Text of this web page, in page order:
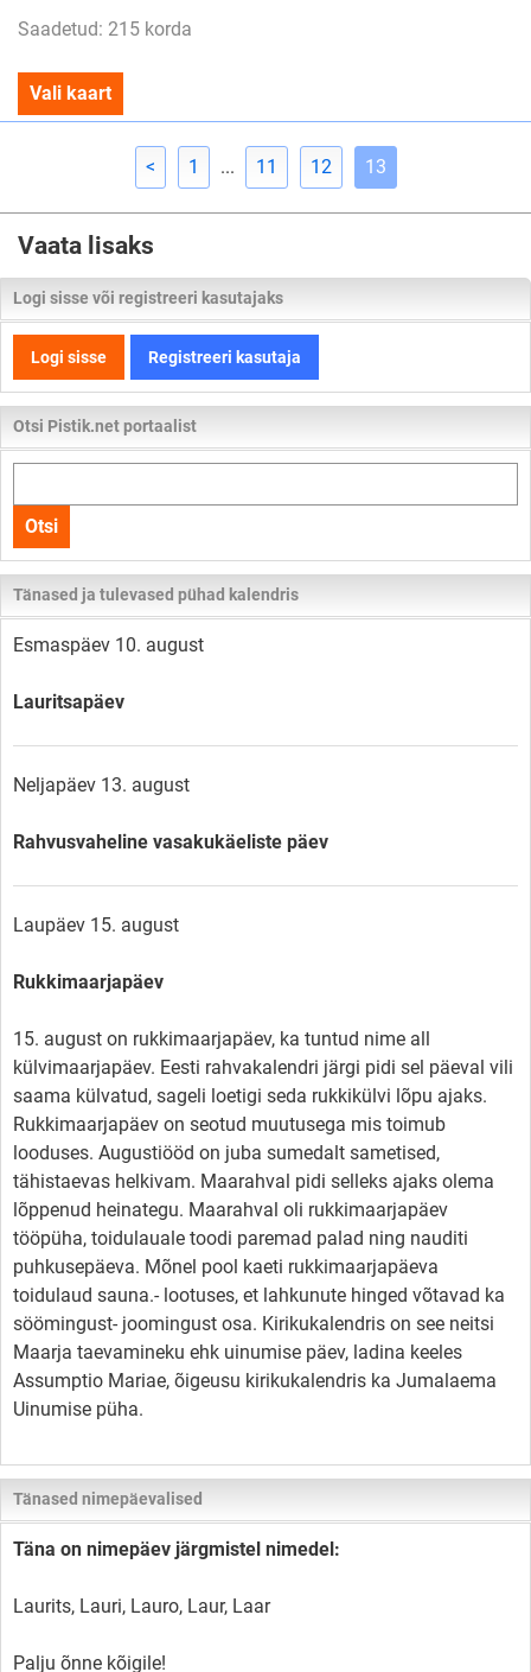
Saadetud: 215 korda
Vali kaart
< 1 ... 11 12 13
Vaata lisaks
Logi sisse või registreeri kasutajaks
Logi sisse Registreeri kasutaja
Otsi Pistik.net portaalist
kogu
lehelt
Otsi
Tänased ja tulevased pühad kalendris
Esmaspäev 10. august
Lauritsapäev
Neljapäev 13. august
Rahvusvaheline vasakukäeliste päev
Laupäev 15. august
Rukkimaarjapäev
15. august on rukkimaarjapäev, ka tuntud nime all
külvimaarjapäev. Eesti rahvakalendri järgi pidi sel päeval vili
saama külvatud, sageli loetigi seda rukkikülvi lõpu ajaks.
Rukkimaarjapäev on seotud muutusega mis toimub
looduses. Augustiööd on juba sumedalt sametised,
tähistaevas helkivam. Maarahval pidi selleks ajaks olema
lõppenud heinategu. Maarahval oli rukkimaarjapäev
tööpüha, toidulauale toodi paremad palad ning nauditi
puhkusepäeva. Mõnel pool kaeti rukkimaarjapäeva
toidulaud sauna.- lootuses, et lahkunute hinged võtavad ka
söömingust- joomingust osa. Kirikukalendris on see neitsi
Maarja taevamineku ehk uinumise päev, ladina keeles
Assumptio Mariae, õigeusu kirikukalendris ka Jumalaema
Uinumise püha.
Tänased nimepäevalised
Täna on nimepäev järgmistel nimedel:
Laurits, Lauri, Lauro, Laur, Laar
Palju õnne kõigile!